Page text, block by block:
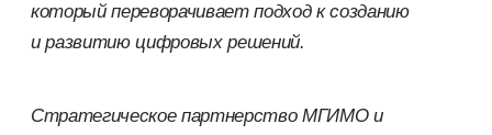
который переворачивает подход к созданию
и развитию цифровых решений.
Стратегическое партнерство МГИМО и